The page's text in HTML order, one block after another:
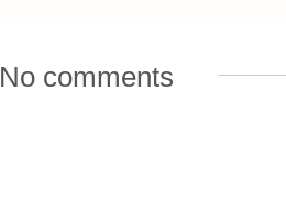
No comments